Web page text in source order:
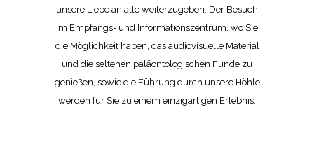
unsere Liebe an alle weiterzugeben. Der Besuch
im Empfangs- und Informationszentrum, wo Sie
die Möglichkeit haben, das audiovisuelle Material
und die seltenen paläontologischen Funde zu
genießen, sowie die Führung durch unsere Höhle
werden für Sie zu einem einzigartigen Erlebnis.